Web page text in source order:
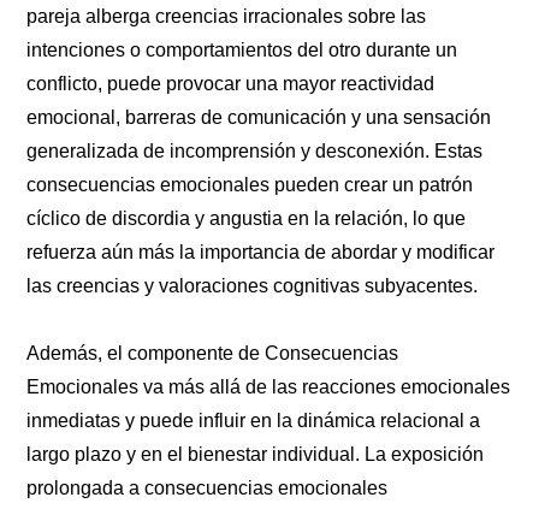
pareja alberga creencias irracionales sobre las
intenciones o comportamientos del otro durante un
conflicto, puede provocar una mayor reactividad
emocional, barreras de comunicación y una sensación
generalizada de incomprensión y desconexión. Estas
consecuencias emocionales pueden crear un patrón
cíclico de discordia y angustia en la relación, lo que
refuerza aún más la importancia de abordar y modificar
las creencias y valoraciones cognitivas subyacentes.
Además, el componente de Consecuencias
Emocionales va más allá de las reacciones emocionales
inmediatas y puede influir en la dinámica relacional a
largo plazo y en el bienestar individual. La exposición
prolongada a consecuencias emocionales